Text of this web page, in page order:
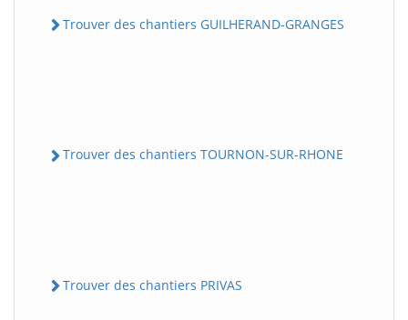
Trouver des chantiers GUILHERAND-GRANGES
Trouver des chantiers TOURNON-SUR-RHONE
Trouver des chantiers PRIVAS